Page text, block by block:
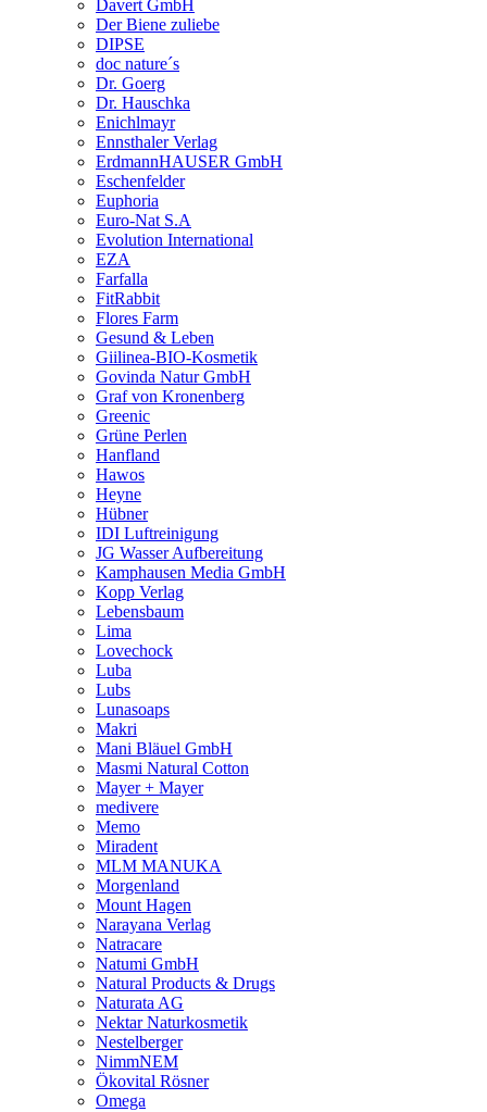
Davert GmbH
Der Biene zuliebe
DIPSE
doc nature´s
Dr. Goerg
Dr. Hauschka
Enichlmayr
Ennsthaler Verlag
ErdmannHAUSER GmbH
Eschenfelder
Euphoria
Euro-Nat S.A
Evolution International
EZA
Farfalla
FitRabbit
Flores Farm
Gesund & Leben
Giilinea-BIO-Kosmetik
Govinda Natur GmbH
Graf von Kronenberg
Greenic
Grüne Perlen
Hanfland
Hawos
Heyne
Hübner
IDI Luftreinigung
JG Wasser Aufbereitung
Kamphausen Media GmbH
Kopp Verlag
Lebensbaum
Lima
Lovechock
Luba
Lubs
Lunasoaps
Makri
Mani Bläuel GmbH
Masmi Natural Cotton
Mayer + Mayer
medivere
Memo
Miradent
MLM MANUKA
Morgenland
Mount Hagen
Narayana Verlag
Natracare
Natumi GmbH
Natural Products & Drugs
Naturata AG
Nektar Naturkosmetik
Nestelberger
NimmNEM
Ökovital Rösner
Omega